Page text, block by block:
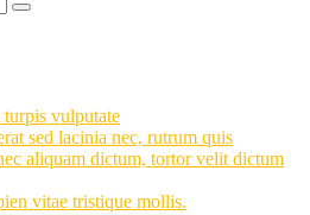
vulputate
sed lacinia nec, rutrum quis
aliquam dictum, tortor velit dictum
vitae tristique mollis.